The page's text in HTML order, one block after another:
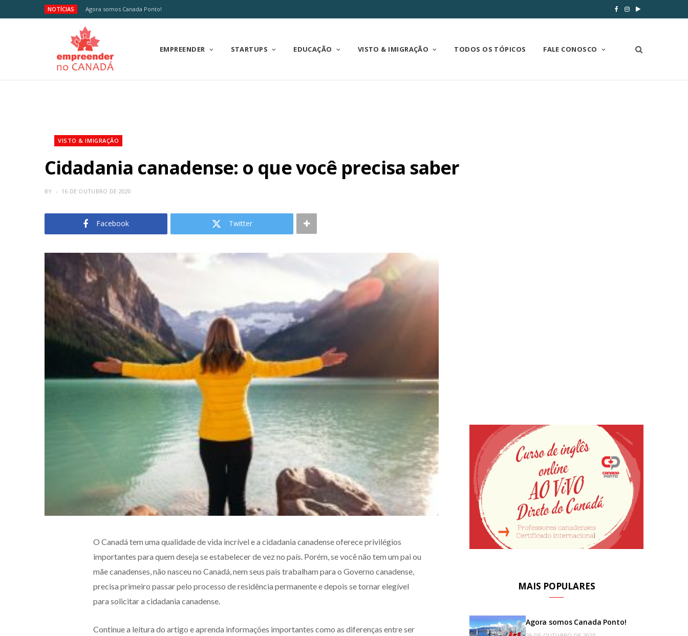
NOTÍCIAS Agora somos Canada Ponto!
EMPREENDER STARTUPS EDUCAÇÃO VISTO & IMIGRAÇÃO TODOS OS TÓPICOS FALE CONOSCO
VISTO & IMIGRAÇÃO
Cidadania canadense: o que você precisa saber
BY 16 DE OUTUBRO DE 2020
Facebook Twitter
O Canadá tem uma qualidade de vida incrível e a cidadania canadense oferece privilégios
importantes para quem deseja se estabelecer de vez no país. Porém, se você não tem um pai ou
mãe canadenses, não nasceu no Canadá, nem seus pais trabalham para o Governo canadense,
precisa primeiro passar pelo processo de residência permanente e depois se tornar elegível
para solicitar a cidadania canadense.
Continue a leitura do artigo e aprenda informações importantes como as diferenças entre ser
MAIS POPULARES
Agora somos Canada Ponto!